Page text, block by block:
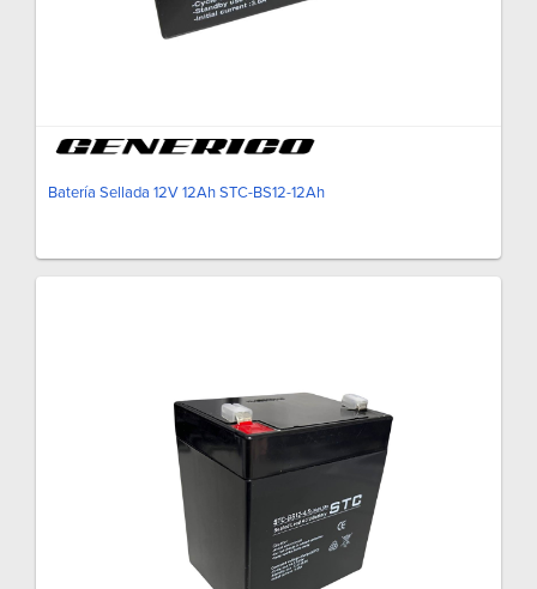
Batería Sellada 12V 12Ah STC-BS12-12Ah